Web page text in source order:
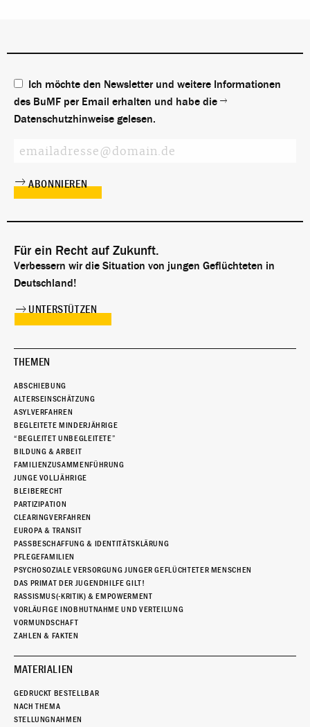
Ich möchte den Newsletter und weitere Informationen
des BuMF per Email erhalten und habe die
Datenschutzhinweise gelesen.
Für ein Recht auf Zukunft.
Verbessern wir die Situation von jungen Geflüchteten in
Deutschland!
UNTERSTÜTZEN
THEMEN
ABSCHIEBUNG
ALTERSEINSCHÄTZUNG
ASYLVERFAHREN
BEGLEITETE MINDERJÄHRIGE
“BEGLEITET UNBEGLEITETE”
BILDUNG & ARBEIT
FAMILIENZUSAMMENFÜHRUNG
JUNGE VOLLJÄHRIGE
BLEIBERECHT
PARTIZIPATION
CLEARINGVERFAHREN
EUROPA & TRANSIT
PASSBESCHAFFUNG & IDENTITÄTSKLÄRUNG
PFLEGEFAMILIEN
PSYCHOSOZIALE VERSORGUNG JUNGER GEFLÜCHTETER MENSCHEN
DAS PRIMAT DER JUGENDHILFE GILT!
RASSISMUS(-KRITIK) & EMPOWERMENT
VORLÄUFIGE INOBHUTNAHME UND VERTEILUNG
VORMUNDSCHAFT
ZAHLEN & FAKTEN
MATERIALIEN
GEDRUCKT BESTELLBAR
NACH THEMA
STELLUNGNAHMEN